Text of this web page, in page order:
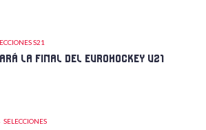
S21
LA FINAL DEL EUROHOCKEY U21
SELECCIONES